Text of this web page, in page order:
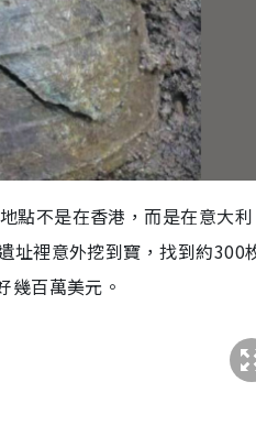
點不是在香港，而是在意大
裡意外挖到寶，找到約300
幾百萬美元。